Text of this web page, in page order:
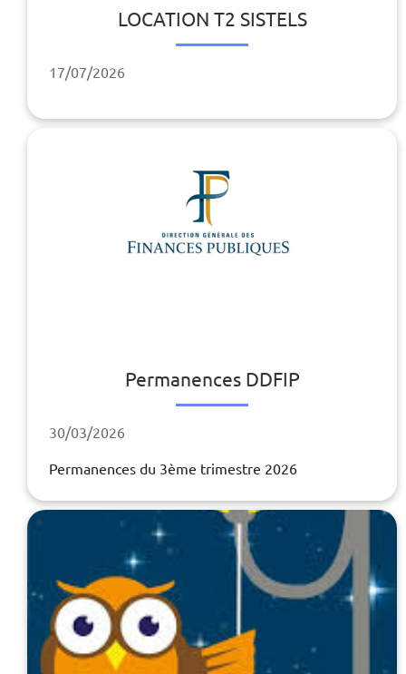
LOCATION T2 SISTELS
17/07/2026
Permanences DDFIP
30/03/2026
Permanences du 3ème trimestre 2026